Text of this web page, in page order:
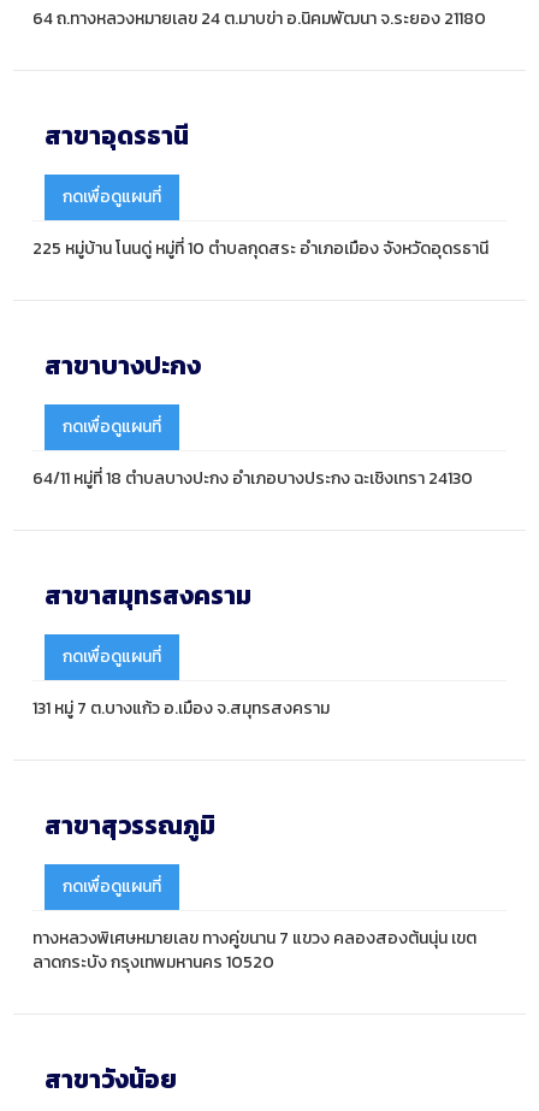
64 ถ.ทางหลวงหมายเลข 24 ต.มาบข่า อ.นิคมพัฒนา จ.ระยอง 21180
สาขาอุดรธานี
กดเพื่อดูแผนที่
225 หมู่บ้าน โนนดู่ หมู่ที่ 10 ตำบลกุดสระ อำเภอเมือง จังหวัดอุดรธานี
สาขาบางปะกง
กดเพื่อดูแผนที่
64/11 หมู่ที่ 18 ตำบลบางปะกง อำเภอบางประกง ฉะเชิงเทรา 24130
สาขาสมุทรสงคราม
กดเพื่อดูแผนที่
131 หมู่ 7 ต.บางแก้ว อ.เมือง จ.สมุทรสงคราม
สาขาสุวรรณภูมิ
กดเพื่อดูแผนที่
ทางหลวงพิเศษหมายเลข ทางคู่ขนาน 7 แขวง คลองสองต้นนุ่น เขต
ลาดกระบัง กรุงเทพมหานคร 10520
สาขาวังน้อย